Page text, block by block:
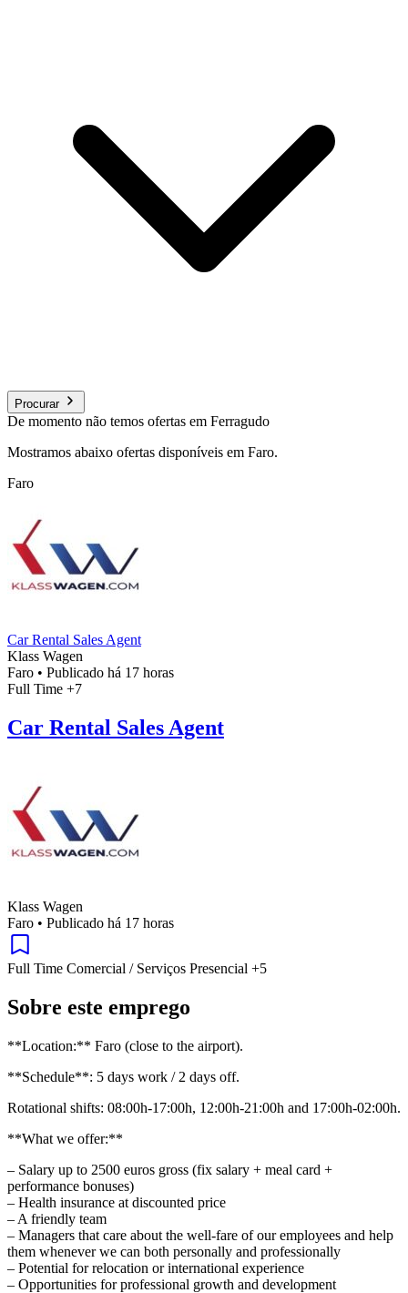
Procurar
De momento não temos ofertas em Ferragudo
Mostramos abaixo ofertas disponíveis em Faro.
Faro
Car Rental Sales Agent
Klass Wagen
Faro • Publicado há 17 horas
Full Time +7
Car Rental Sales Agent
Klass Wagen
Faro • Publicado há 17 horas
Full Time Comercial / Serviços Presencial +5
Sobre este emprego
**Location:** Faro (close to the airport).
**Schedule**: 5 days work / 2 days off.
Rotational shifts: 08:00h-17:00h, 12:00h-21:00h and 17:00h-02:00h.
**What we offer:**
– Salary up to 2500 euros gross (fix salary + meal card +
performance bonuses)
– Health insurance at discounted price
– A friendly team
– Managers that care about the well-fare of our employees and help
them whenever we can both personally and professionally
– Potential for relocation or international experience
– Opportunities for professional growth and development